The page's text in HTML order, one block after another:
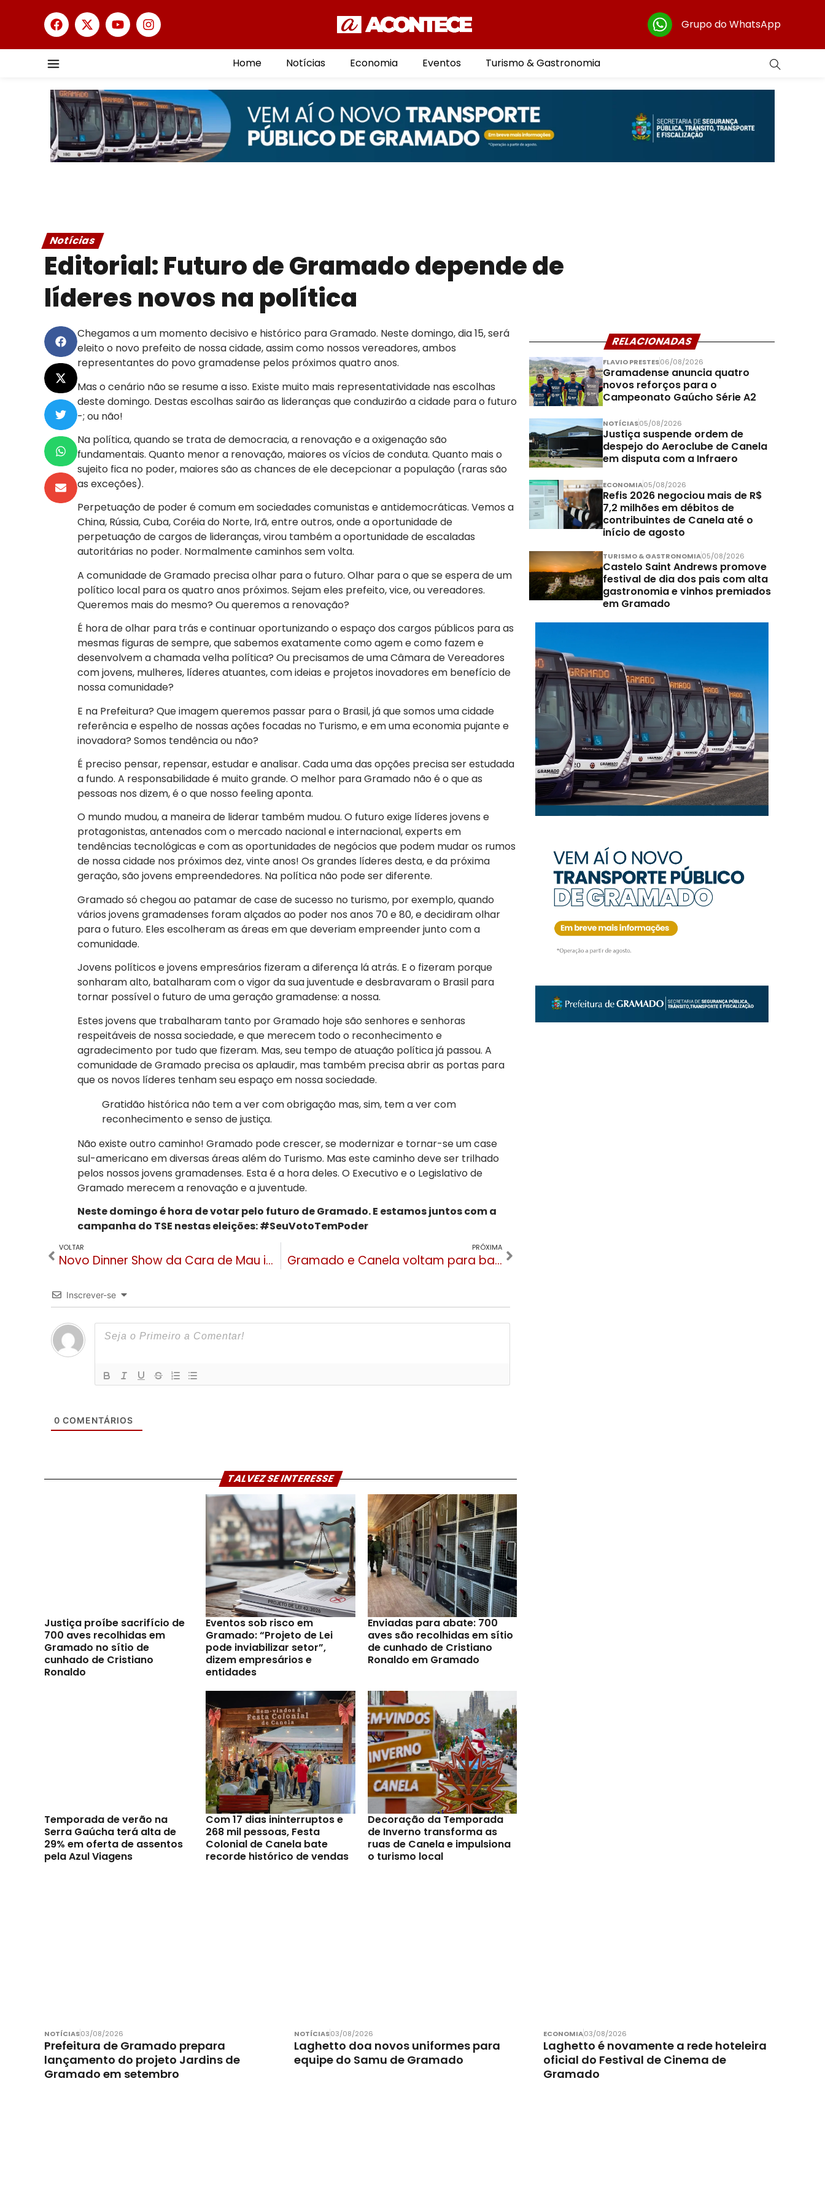
Grupo do WhatsApp
Home Notícias Economia Eventos Turismo & Gastronomia
Notícias
Editorial: Futuro de Gramado depende de
líderes novos na política
Chegamos a um momento decisivo e histórico para Gramado. Neste domingo, dia 15, será
eleito o novo prefeito de nossa cidade, assim como nossos vereadores, ambos
representantes do povo gramadense pelos próximos quatro anos.
Mas o cenário não se resume a isso. Existe muito mais representatividade nas escolhas
deste domingo. Destas escolhas sairão as lideranças que conduzirão a cidade para o futuro
-; ou não!
Na política, quando se trata de democracia, a renovação e a oxigenação são
fundamentais. Quanto menor a renovação, maiores os vícios de conduta. Quanto mais o
sujeito fica no poder, maiores são as chances de ele decepcionar a população (raras são
as exceções).
Perpetuação de poder é comum em sociedades comunistas e antidemocráticas. Vemos a
China, Rússia, Cuba, Coréia do Norte, Irã, entre outros, onde a oportunidade de
perpetuação de cargos de lideranças, virou também a oportunidade de escaladas
autoritárias no poder. Normalmente caminhos sem volta.
A comunidade de Gramado precisa olhar para o futuro. Olhar para o que se espera de um
político local para os quatro anos próximos. Sejam eles prefeito, vice, ou vereadores.
Queremos mais do mesmo? Ou queremos a renovação?
É hora de olhar para trás e continuar oportunizando o espaço dos cargos públicos para as
mesmas figuras de sempre, que sabemos exatamente como agem e como fazem e
desenvolvem a chamada velha política? Ou precisamos de uma Câmara de Vereadores
com jovens, mulheres, líderes atuantes, com ideias e projetos inovadores em benefício de
nossa comunidade?
E na Prefeitura? Que imagem queremos passar para o Brasil, já que somos uma cidade
referência e espelho de nossas ações focadas no Turismo, e em uma economia pujante e
inovadora? Somos tendência ou não?
É preciso pensar, repensar, estudar e analisar. Cada uma das opções precisa ser estudada
a fundo. A responsabilidade é muito grande. O melhor para Gramado não é o que as
pessoas nos dizem, é o que nosso feeling aponta.
O mundo mudou, a maneira de liderar também mudou. O futuro exige líderes jovens e
protagonistas, antenados com o mercado nacional e internacional, experts em
tendências tecnológicas e com as oportunidades de negócios que podem mudar os rumos
de nossa cidade nos próximos dez, vinte anos! Os grandes líderes desta, e da próxima
geração, são jovens empreendedores. Na política não pode ser diferente.
Gramado só chegou ao patamar de case de sucesso no turismo, por exemplo, quando
vários jovens gramadenses foram alçados ao poder nos anos 70 e 80, e decidiram olhar
para o futuro. Eles escolheram as áreas em que deveriam empreender junto com a
comunidade.
Jovens políticos e jovens empresários fizeram a diferença lá atrás. E o fizeram porque
sonharam alto, batalharam com o vigor da sua juventude e desbravaram o Brasil para
tornar possível o futuro de uma geração gramadense: a nossa.
Estes jovens que trabalharam tanto por Gramado hoje são senhores e senhoras
respeitáveis de nossa sociedade, e que merecem todo o reconhecimento e
agradecimento por tudo que fizeram. Mas, seu tempo de atuação política já passou. A
comunidade de Gramado precisa os aplaudir, mas também precisa abrir as portas para
que os novos líderes tenham seu espaço em nossa sociedade.
Gratidão histórica não tem a ver com obrigação mas, sim, tem a ver com
reconhecimento e senso de justiça.
Não existe outro caminho! Gramado pode crescer, se modernizar e tornar-se um case
sul-americano em diversas áreas além do Turismo. Mas este caminho deve ser trilhado
pelos nossos jovens gramadenses. Esta é a hora deles. O Executivo e o Legislativo de
Gramado merecem a renovação e a juventude.
Neste domingo é hora de votar pelo futuro de Gramado. E estamos juntos com a
campanha do TSE nestas eleições: #SeuVotoTemPoder
VOLTAR
Novo Dinner Show da Cara de Mau impressiona e eleva o padrão de espetáculos em Gramado
PRÓXIMA
Gramado e Canela voltam para bandeira vermelha
Inscrever-se
0 COMENTÁRIOS
TALVEZ SE INTERESSE
Justiça proíbe sacrifício de
700 aves recolhidas em
Gramado no sítio de
cunhado de Cristiano
Ronaldo
Eventos sob risco em
Gramado: “Projeto de Lei
pode inviabilizar setor”,
dizem empresários e
entidades
Enviadas para abate: 700
aves são recolhidas em sítio
de cunhado de Cristiano
Ronaldo em Gramado
Temporada de verão na
Serra Gaúcha terá alta de
29% em oferta de assentos
pela Azul Viagens
Com 17 dias ininterruptos e
268 mil pessoas, Festa
Colonial de Canela bate
recorde histórico de vendas
Decoração da Temporada
de Inverno transforma as
ruas de Canela e impulsiona
o turismo local
RELACIONADAS
FLAVIO PRESTES06/08/2026
Gramadense anuncia quatro
novos reforços para o
Campeonato Gaúcho Série A2
NOTÍCIAS05/08/2026
Justiça suspende ordem de
despejo do Aeroclube de Canela
em disputa com a Infraero
ECONOMIA05/08/2026
Refis 2026 negociou mais de R$
7,2 milhões em débitos de
contribuintes de Canela até o
início de agosto
TURISMO & GASTRONOMIA05/08/2026
Castelo Saint Andrews promove
festival de dia dos pais com alta
gastronomia e vinhos premiados
em Gramado
NOTÍCIAS03/08/2026
Prefeitura de Gramado prepara
lançamento do projeto Jardins de
Gramado em setembro
NOTÍCIAS03/08/2026
Laghetto doa novos uniformes para
equipe do Samu de Gramado
ECONOMIA03/08/2026
Laghetto é novamente a rede hoteleira
oficial do Festival de Cinema de
Gramado